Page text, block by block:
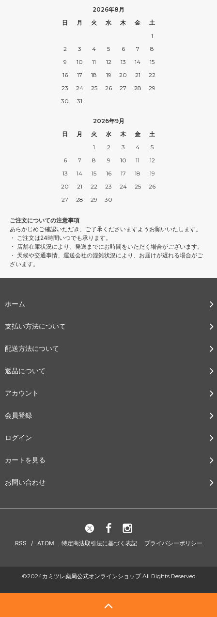
2026年8月
日
月 火 水 木 金
土
1
2
3 4 5 6 7
8
9
10 11 12 13 14
15
16
17 18 19 20 21
22
23
24 25 26 27 28
29
30
31
2026年9月
日
月 火 水 木 金
土
1
2 3 4
5
6
7 8 9 10 11
12
13
14 15 16 17 18
19
20
21 22 23 24 25
26
27
28 29 30
ご注文についての注意事項
あらかじめご確認いただき、ご了承くださいますようお願いいたします。
・ ご注文は24時間いつでも承ります。
・ 店舗在庫状況により、発送までにお時間をいただく場合がございます。
・ 天候や交通事情、運送会社の混雑状況により、お届けが遅れる場合がご
ざいます。
ホーム
支払い方法について
配送方法について
返品について
アカウント
会員登録
ログイン
カートを見る
お問い合わせ
RSS / ATOM 特定商法取引法に基づく表記 プライバシーポリシー
©2024カミツレ薬局公式オンラインショップ All Rights Reserved